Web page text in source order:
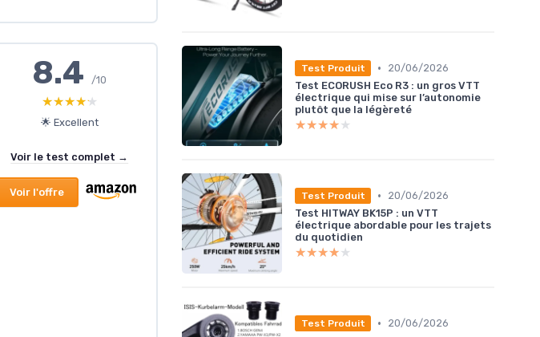
8.4/10
★★★★★
★★★★★
🌟 Excellent
Voir le test complet →
Voir l'offre
Test Produit •
20/06/2026
Test ECORUSH Eco R3 : un gros VTT
électrique qui mise sur l’autonomie
plutôt que la légèreté
★★★★★
★★★★★
Test Produit •
20/06/2026
Test HITWAY BK15P : un VTT
électrique abordable pour les trajets
du quotidien
★★★★★
★★★★★
Test Produit •
20/06/2026